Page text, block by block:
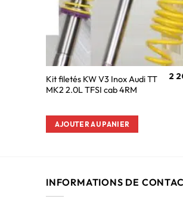
Kit filetés KW V3 Inox Audi TT
MK2 2.0L TFSI cab 4RM
2
AJOUTER AU PANIER
INFORMATIONS DE